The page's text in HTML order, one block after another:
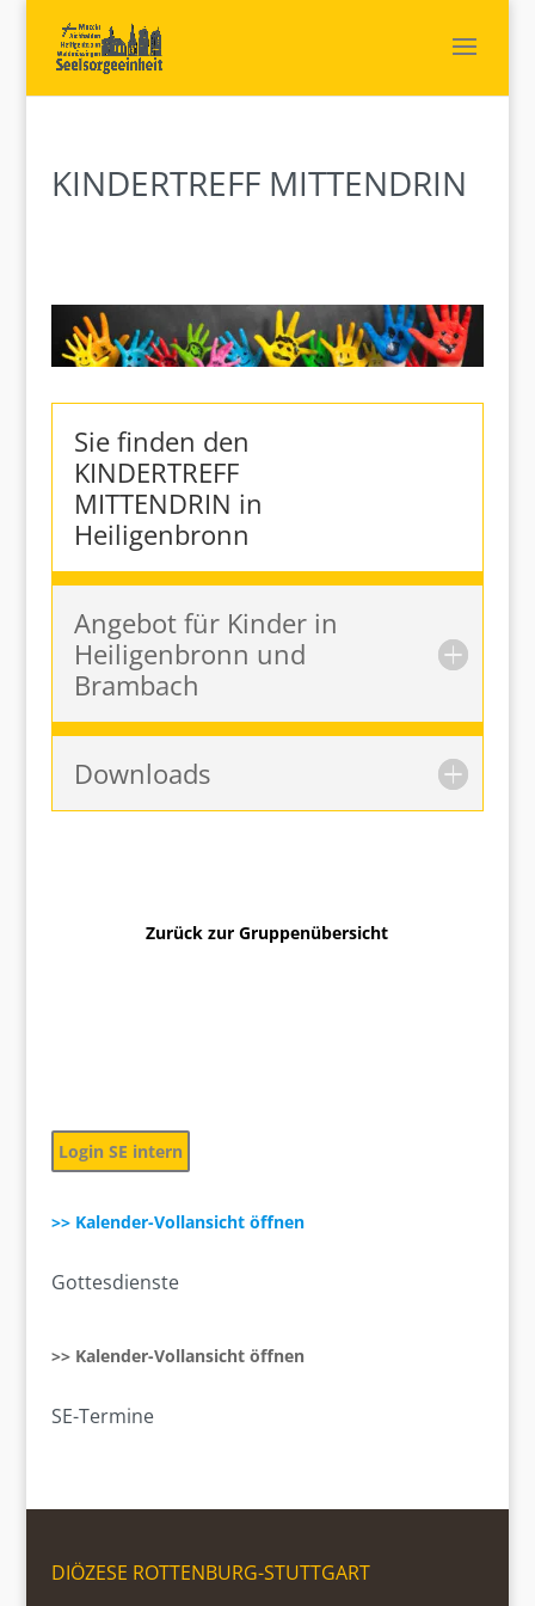
KINDERTREFF MITTENDRIN
Sie finden den
KINDERTREFF
MITTENDRIN in
Heiligenbronn
Angebot für Kinder in
Heiligenbronn und
Brambach
Downloads
Zurück zur Gruppenübersicht
Login SE intern
>> Kalender-Vollansicht öffnen
Gottesdienste
>> Kalender-Vollansicht öffnen
SE-Termine
DIÖZESE ROTTENBURG-STUTTGART